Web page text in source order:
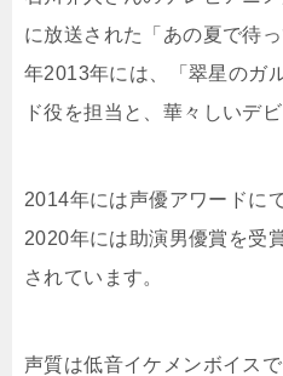
に放送された「あの夏で待
年2013年には、「翠星のガ
ド役を担当と、華々しいデ
2014年には声優アワードに
2020年には助演男優賞を受
されています。
声質は低音イケメンボイスで